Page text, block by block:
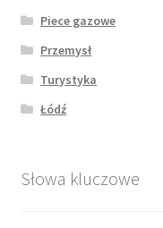
Piece gazowe
Przemysł
Turystyka
Łódź
Słowa kluczowe